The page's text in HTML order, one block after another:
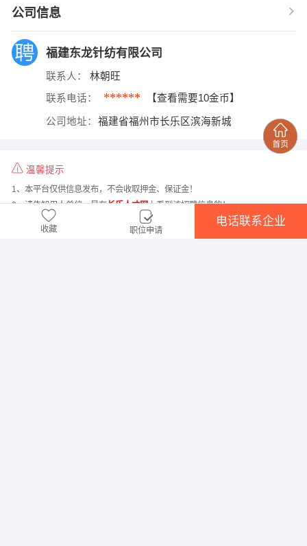
公司信息
福建东龙针纺有限公司
联系人： 林朝旺
联系电话： ****** 【查看需要10金币】
公司地址： 福建省福州市长乐区滨海新城
温馨提示
1、本平台仅供信息发布，不会收取押金、保证金！
2、请告知用人单位，是在长乐人才网上看到该招聘信息的！
收藏 职位申请
电话联系企业